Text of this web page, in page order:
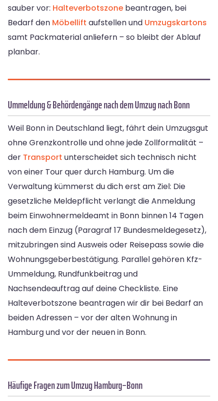
sauber vor: Halteverbotszone beantragen, bei
Bedarf den Möbellift aufstellen und Umzugskartons
samt Packmaterial anliefern – so bleibt der Ablauf
planbar.
Ummeldung & Behördengänge nach dem Umzug nach Bonn
Weil Bonn in Deutschland liegt, fährt dein Umzugsgut
ohne Grenzkontrolle und ohne jede Zollformalität –
der Transport unterscheidet sich technisch nicht
von einer Tour quer durch Hamburg. Um die
Verwaltung kümmerst du dich erst am Ziel: Die
gesetzliche Meldepflicht verlangt die Anmeldung
beim Einwohnermeldeamt in Bonn binnen 14 Tagen
nach dem Einzug (Paragraf 17 Bundesmeldegesetz),
mitzubringen sind Ausweis oder Reisepass sowie die
Wohnungsgeberbestätigung. Parallel gehören Kfz-
Ummeldung, Rundfunkbeitrag und
Nachsendeauftrag auf deine Checkliste. Eine
Halteverbotszone beantragen wir dir bei Bedarf an
beiden Adressen – vor der alten Wohnung in
Hamburg und vor der neuen in Bonn.
Häufige Fragen zum Umzug Hamburg–Bonn